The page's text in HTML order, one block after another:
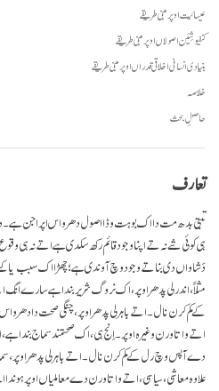
عیسائیت اوپر مبنی طریقے
کنفیوشِیَن اصولاں اوپر مبنی طریقے
بنیادی انسانی اخلاقی قدراں اوپر مبنی طریقے
خلاصہ
حاصلِ بحث
تعارف
تبتی بدھ مت دا اک بوہت وڈا اصول دھرواس اپراجن ہے۔
ہی کوئی شے نہ تے اپنا وجود قائم رکھ سکدی ہے اتے نہ ہی
دَشاواں دی بنا تے وجود وچ آوندی ہے؛ چھڑا اک سبب یا
مثلاً، اندرلی پدھر اوپر، اک نروگ شریر بندا ہے سارے
کے کم کرن نال۔ اتے باہرلی پدھر اوپر، چنگی صحت دا
اتےواتاورن وغیرہ اوپر۔اِنج ہی،اک صحتمند سماج بندا
دے آپس وچ رل کے کم کرن نال۔ اتے باہرلی پدھر
علاوہ معاشی، سیاسی، اتے واتاورن دےمعاملیاں اوپر